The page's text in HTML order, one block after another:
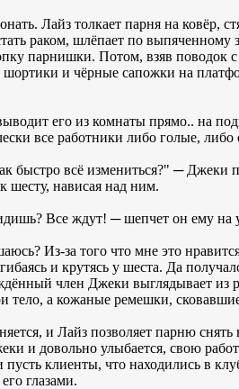
Лайз толкает парня на ковёр,
раком, шлёпает по
парнишки. Потом, взяв поводок
и чёрные сапожки на
его из комнаты прямо.. на
все работники либо голые,
быстро всё измениться?" ─ Джеки
шесту, нависая над ним.
Все ждут! ─ шепчет он ему на
Из-за того что мне это
и крутясь у шеста. Да
член Джеки выглядывает из
тело, а кожаные ремешки,
и Лайз позволяет парню
и довольно улыбается, свою
пусть клиенты, что находились в
глазами.